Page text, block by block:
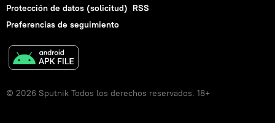
Protección de datos (solicitud) RSS
Preferencias de seguimiento
© 2026 Sputnik Todos los derechos reservados. 18+